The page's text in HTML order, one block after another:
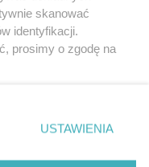
usług. Pozostając na niej,
skanować
identyfikacji.
prosimy o zgodę na
strony
. Niektóre
zgody
się takiemu
USTAWIENIA